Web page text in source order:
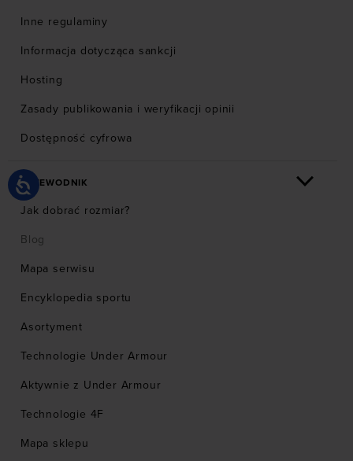
Inne regulaminy
Informacja dotycząca sankcji
Hosting
Zasady publikowania i weryfikacji opinii
Dostępność cyfrowa
PRZEWODNIK
Jak dobrać rozmiar?
Blog
Mapa serwisu
Encyklopedia sportu
Asortyment
Technologie Under Armour
Aktywnie z Under Armour
Technologie 4F
Mapa sklepu